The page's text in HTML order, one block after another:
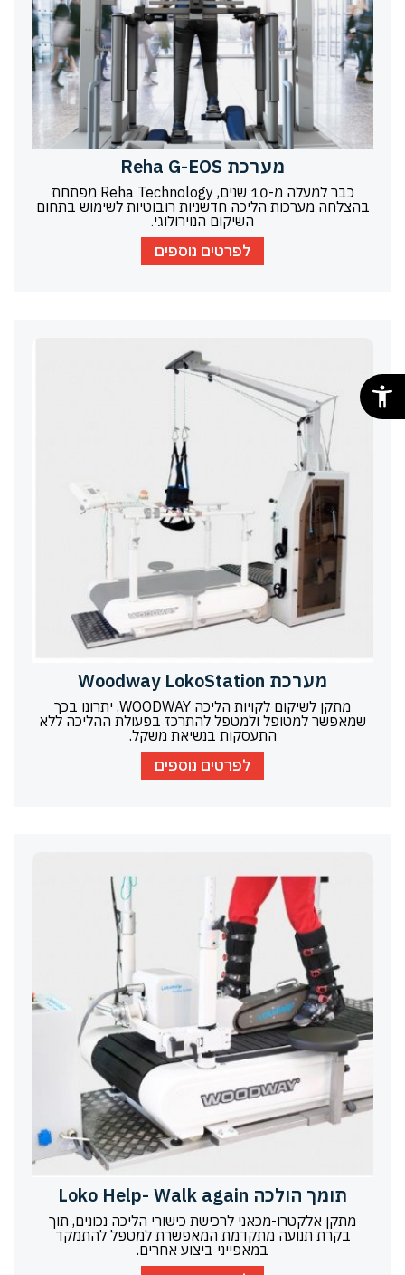
מערכת Reha G-EOS
כבר למעלה מ-10 שנים, Reha Technology מפתחת
בהצלחה מערכות הליכה חדשניות רובוטיות לשימוש בתחום
השיקום הנוירולוגי.
לפרטים נוספים
מערכת Woodway LokoStation
מתקן לשיקום לקויות הליכה WOODWAY. יתרונו בכך
שמאפשר למטופל ולמטפל להתרכז בפעולת ההליכה ללא
התעסקות בנשיאת משקל.
לפרטים נוספים
תומך הולכה Loko Help- Walk again
מתקן אלקטרו-מכאני לרכישת כישורי הליכה נכונים, תוך
בקרת תנועה מתקדמת המאפשרת למטפל להתמקד
במאפייני ביצוע אחרים.